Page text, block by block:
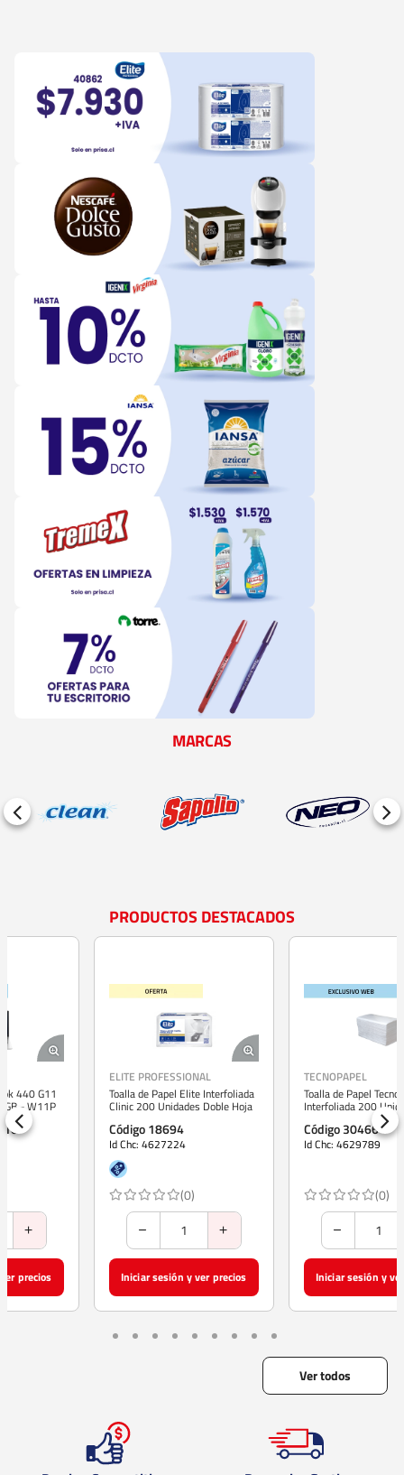
MARCAS
PRODUCTOS DESTACADOS
ELITE PROFESSIONAL
Toalla de Papel Elite Interfoliada
Clinic 200 Unidades Doble Hoja
Código 18694
(0)
Iniciar sesión y ver precios
Toalla de Papel Tecnopapel
Interfoliada 200 Unidades Doble
Hoja
(0)
Iniciar sesión y ver precios
Ver todos